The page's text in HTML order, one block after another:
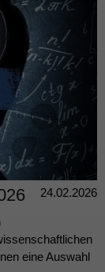
24.02.2026
eine Auswahl